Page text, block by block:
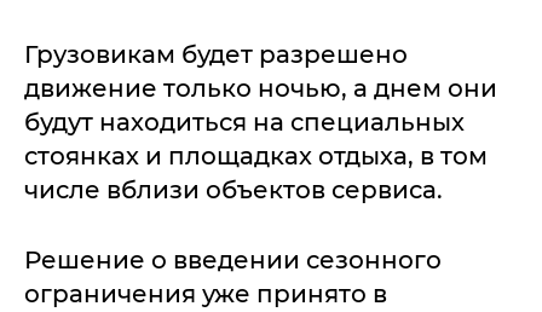
Грузовикам будет разрешено
движение только ночью, а днем они
будут находиться на специальных
стоянках и площадках отдыха, в том
числе вблизи объектов сервиса.
Решение о введении сезонного
ограничения уже принято в